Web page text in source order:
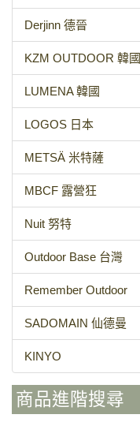
Derjinn 德晉
KZM OUTDOOR 韓國
LUMENA 韓國
LOGOS 日本
METSÄ 米特薩
MBCF 露營狂
Nuit 努特
Outdoor Base 台灣
Remember Outdoor
SADOMAIN 仙德曼
KINYO
商品進階搜尋